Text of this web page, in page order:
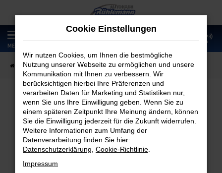
Zum
Hauptinhalt
springen
MENÜ
Startseite Fahrzeugangebote Fahrzeugmarkt
Fahrzeugmarkt
Fehler: Network Error
Cookie Einstellungen
Wir nutzen Cookies, um Ihnen die bestmögliche
Nutzung unserer Webseite zu ermöglichen und unsere
Kommunikation mit Ihnen zu verbessern. Wir
berücksichtigen hierbei Ihre Präferenzen und
verarbeiten Daten für Marketing und Statistiken nur,
wenn Sie uns Ihre Einwilligung geben. Wenn Sie zu
einem späteren Zeitpunkt Ihre Meinung ändern, können
Sie die Einwilligung jederzeit für die Zukunft widerrufen.
Weitere Informationen zum Umfang der
Datenverarbeitung finden Sie hier:
Datenschutzerklärung Cookie-Richtlinie
Impressum